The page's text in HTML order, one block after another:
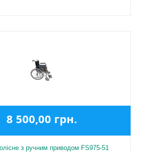
8 500,00 грн.
з ручним приводом FS975-51